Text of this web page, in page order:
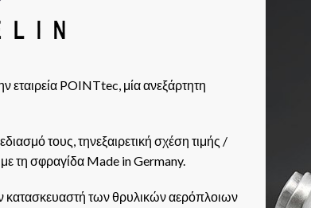
εταιρεία POINTtec, μία ανεξάρτητη
τους, τηνεξαιρετική σχέση τιμής /
τη σφραγίδα Made in Germany.
των θρυλικών αερόπλοιων